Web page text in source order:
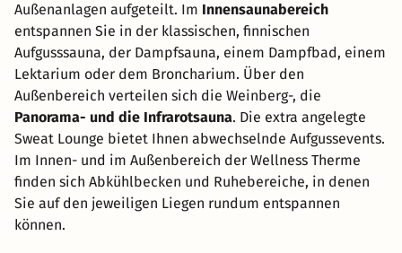
Außenanlagen aufgeteilt. Im Innensaunabereich
entspannen Sie in der klassischen, finnischen
Aufgusssauna, der Dampfsauna, einem Dampfbad, einem
Lektarium oder dem Broncharium. Über den
Außenbereich verteilen sich die Weinberg-, die
Panorama- und die Infrarotsauna. Die extra angelegte
Sweat Lounge bietet Ihnen abwechselnde Aufgussevents.
Im Innen- und im Außenbereich der Wellness Therme
finden sich Abkühlbecken und Ruhebereiche, in denen
Sie auf den jeweiligen Liegen rundum entspannen
können.